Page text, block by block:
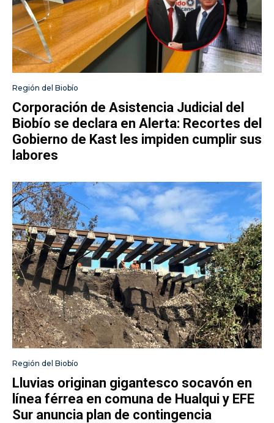
Región del Biobío
Corporación de Asistencia Judicial del
Biobío se declara en Alerta: Recortes del
Gobierno de Kast les impiden cumplir sus
labores
Región del Biobío
Lluvias originan gigantesco socavón en
línea férrea en comuna de Hualqui y EFE
Sur anuncia plan de contingencia